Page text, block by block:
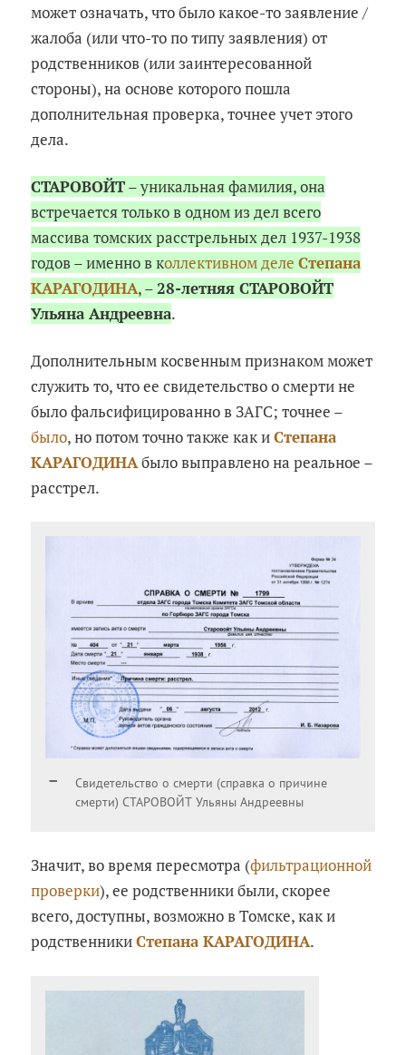
может означать, что было какое-то заявление /
жалоба (или что-то по типу заявления) от
родственников (или заинтересованной
стороны), на основе которого пошла
дополнительная проверка, точнее учет этого
дела.
СТАРОВОЙТ– уникальная фамилия, она
встречается только в одном из дел всего
массива томских расстрельных дел 1937-1938
годов – именно в коллективном деле Степана
КАРАГОДИНА, –28-летняя СТАРОВОЙТ
Ульяна Андреевна.
Дополнительным косвенным признаком может
служить то, что ее свидетельство о смерти не
было фальсифицированно в ЗАГС; точнее –
было, но потом точно также как иСтепана
КАРАГОДИНАбыло выправлено на реальное –
расстрел.
Свидетельство о смерти (справка о причине
смерти) СТАРОВОЙТ Ульяны Андреевны
Значит, во время пересмотра (фильтрационной
проверки), ее родственники были, скорее
всего, доступны, возможно в Томске, как и
родственникиСтепана КАРАГОДИНА.